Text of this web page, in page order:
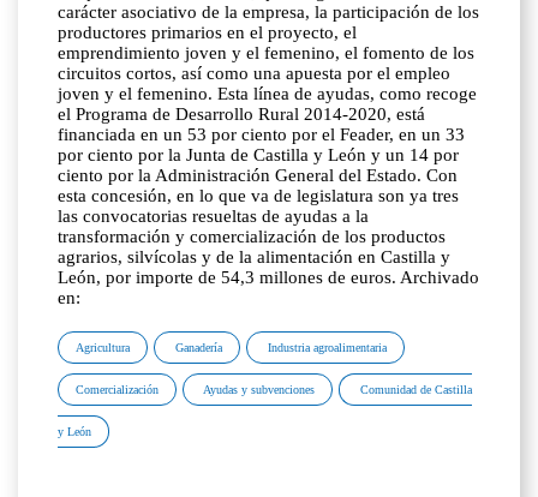
carácter asociativo de la empresa, la participación de los
productores primarios en el proyecto, el
emprendimiento joven y el femenino, el fomento de los
circuitos cortos, así como una apuesta por el empleo
joven y el femenino. Esta línea de ayudas, como recoge
el Programa de Desarrollo Rural 2014-2020, está
financiada en un 53 por ciento por el Feader, en un 33
por ciento por la Junta de Castilla y León y un 14 por
ciento por la Administración General del Estado. Con
esta concesión, en lo que va de legislatura son ya tres
las convocatorias resueltas de ayudas a la
transformación y comercialización de los productos
agrarios, silvícolas y de la alimentación en Castilla y
León, por importe de 54,3 millones de euros. Archivado
en:
Agricultura Ganadería Industria agroalimentaria
Comercialización Ayudas y subvenciones Comunidad de Castilla
y León